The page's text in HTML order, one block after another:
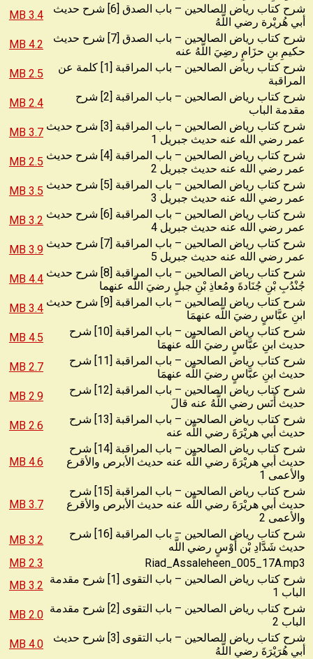
شرح كتاب رياض الصالحين – باب الصدق [6] شرح حديث
أبي هُريْرة رضي اللَّهُ
3.4 MB
شرح كتاب رياض الصالحين – باب الصدق [7] شرح حديث
حكيمِ بنِ حزَامٍ رضِيَ اللَّهُ عنه
4.2 MB
شرح كتاب رياض الصالحين – باب المراقبة [1] كلمة عن
المراقبة
2.5 MB
شرح كتاب رياض الصالحين – باب المراقبة [2] شرح
مقدمة الباب
2.4 MB
شرح كتاب رياض الصالحين – باب المراقبة [3] شرح حديث
عمر رضي الله عنه حديث جبريل 1
3.7 MB
شرح كتاب رياض الصالحين – باب المراقبة [4] شرح حديث
عمر رضي الله عنه حديث جبريل 2
2.5 MB
شرح كتاب رياض الصالحين – باب المراقبة [5] شرح حديث
عمر رضي الله عنه حديث جبريل 3
3.5 MB
شرح كتاب رياض الصالحين – باب المراقبة [6] شرح حديث
عمر رضي الله عنه حديث جبريل 4
3.2 MB
شرح كتاب رياض الصالحين – باب المراقبة [7] شرح حديث
عمر رضي الله عنه حديث جبريل 5
3.9 MB
شرح كتاب رياض الصالحين – باب المراقبة [8] شرح حديث
جُنْدُبِ بْنِ جُنَادةَ ومُعاذِ بْنِ جبلٍ رضيَ اللَّه عنهما
4.4 MB
شرح كتاب رياض الصالحين – باب المراقبة [9] شرح حديث
ابنِ عبَّاسٍ رضيَ اللَّه عنهمَا
3.4 MB
شرح كتاب رياض الصالحين – باب المراقبة [10] شرح
حديث ابنِ عبَّاسٍ رضيَ اللَّه عنهمَا
4.5 MB
شرح كتاب رياض الصالحين – باب المراقبة [11] شرح
حديث ابنِ عبَّاسٍ رضيَ اللَّه عنهمَا
2.7 MB
شرح كتاب رياض الصالحين – باب المراقبة [12] شرح
حديث أَنَس رضي اللَّهُ عنه قالَ
2.9 MB
شرح كتاب رياض الصالحين – باب المراقبة [13] شرح
حديث أبي هريْرَةَ رضي اللَّه عنه
2.6 MB
شرح كتاب رياض الصالحين – باب المراقبة [14] شرح
حديث أبي هريْرَةَ رضي اللَّه عنه حديث الأبرص والأقرع
والأعمى 1
4.6 MB
شرح كتاب رياض الصالحين – باب المراقبة [15] شرح
حديث أبي هريْرَةَ رضي اللَّه عنه حديث الأبرص والأقرع
والأعمى 2
3.7 MB
شرح كتاب رياض الصالحين – باب المراقبة [16] شرح
حديث شَدَّادِ بْن أَوْسٍ رضي اللَّه
3.2 MB
Riad_Assaleheen_005_17A.mp3
2.3 MB
شرح كتاب رياض الصالحين – باب التقوى [1] شرح مقدمة
الباب 1
3.2 MB
شرح كتاب رياض الصالحين – باب التقوى [2] شرح مقدمة
الباب 2
2.0 MB
شرح كتاب رياض الصالحين – باب التقوى [3] شرح حديث
أبي هُرَيْرَةَ رضي اللَّهُ
4.0 MB